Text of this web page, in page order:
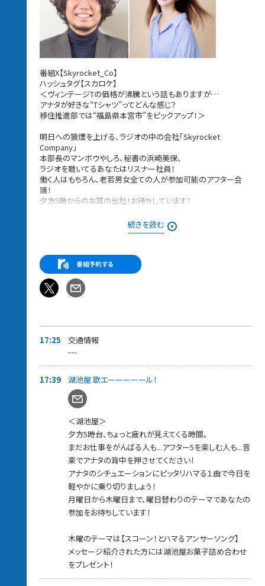
番組X【Skyrocket_Co】
ハッシュタグ【スカロケ】
＜ヴィンテージTの価格が沸騰という話もありますが…
アナタが好きな“Tシャツ”ってどんな感じ？
移住推進部では“福島県本宮市”をピックアップ！＞
明日への狼煙を上げる、ラジオの中の会社「Skyrocket
Company」
本部長のマンボウやしろ、秘書の浜崎美保、
ラジオを聴いてるあなたはリスナー社員！
働く人はもちろん、老若男女全ての人が参加可能のアフター会
議！
夕方5時からのお耳の出社！お待ちしています！
本日の議題は「イチオシTシャツ案件〜この夏の一軍です」
社内掲示板からお送りください。
17:39～【 湖池屋歌エーーール 】
ちょっと疲れが見えてくるこの時間…曜日ごとの選曲テーマで、
働くアナタに音楽でエールを届けます！
などなど…
自由にメッセージをお送りください。
届いたメッセージに対してスカロケが選んだ
湖池屋お菓子詰め合わせをプレゼントします。
17:45〜【スカロケ 餃子の王将食堂〜いい話、ごちそうさまです】
心もお腹もパワーチャージしてくれる餃子の王将食堂。
今週も“お料理”と“いい話メッセージ”を紹介します。
18:00～【 あなたにCongratulations! 】
自分の誕生日、大切な人の誕生日、初めて付き合った日、会社に
受かった日...
両親の結婚記念日、何かを始めた日、周年などなど...
あなたが、お祝いしたいことはありませんか？
スカロケから、あなたにCongratulations!の乾杯をお送りします！
メッセージを紹介された方には、番組からプレゼント差し上げま
続きを読む
17:25
交通情報
---
17:39 湖池屋 歌エーーーーール！
＜湖池屋＞
夕方5時台、ちょっと疲れが見えてくる時間。
まだお仕事をがんばる人も...アフター5を楽しむ人も...音
楽でアナタの背中を押させてください！
アナタのシチュエーションにピッタリハマる１曲で今日を
軽やかに乗り切りましょう！
月曜日から木曜日まで、曜日替わりのテーマであなたの
参加をお待ちしています！
木曜のテーマは【スコーン！とハマるアンサーソング】
メッセージ紹介された方には湖池屋お菓子詰め合わせ
をプレゼント！